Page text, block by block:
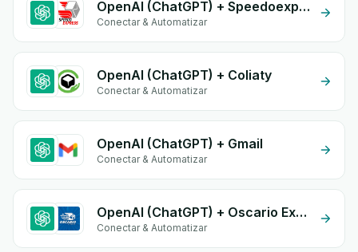
OpenAI (ChatGPT) + Speedoexpress
Conectar & Automatizar
OpenAI (ChatGPT) + Coliaty
Conectar & Automatizar
OpenAI (ChatGPT) + Gmail
Conectar & Automatizar
OpenAI (ChatGPT) + Oscario Express
Conectar & Automatizar